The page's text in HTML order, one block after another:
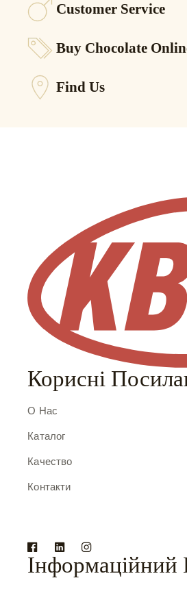
Customer Service
Buy Chocolate
Find Us
Корисні
О Нас
Каталог
Качество
Контакти
Інформаційний